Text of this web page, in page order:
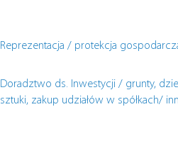
Reprezentacja / protekcja
Doradztwo ds. Inwestycji / grunty,
sztuki, zakup udziałów w spółkach/